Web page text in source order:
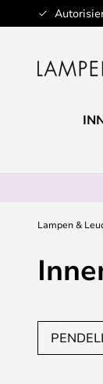
Zum
Inhalt
Lampen &